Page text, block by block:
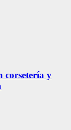
corsetería y